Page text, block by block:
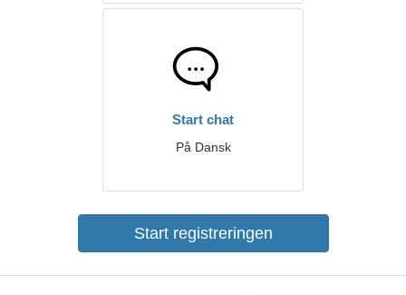
Start chat
På Dansk
Start registreringen